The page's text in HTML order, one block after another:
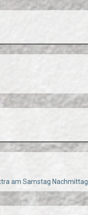
am Samstag Nachmittag